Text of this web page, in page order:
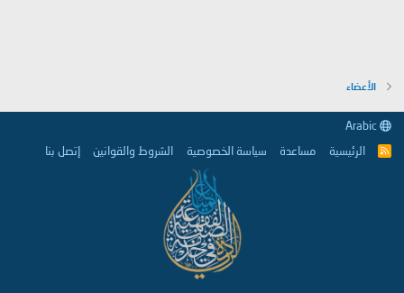
الأعضاء
R
الرئيسية مساعدة سياسة الخصوصية الشروط والقوانين إتصل بنا